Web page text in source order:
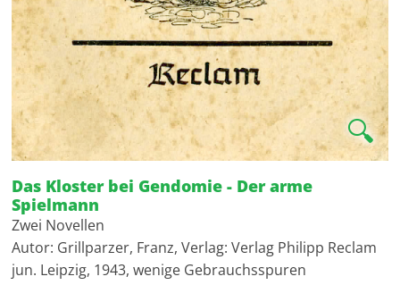
🔍
Das Kloster bei Gendomie - Der arme
Spielmann
Zwei Novellen
Autor: Grillparzer, Franz, Verlag: Verlag Philipp Reclam
jun. Leipzig, 1943, wenige Gebrauchsspuren